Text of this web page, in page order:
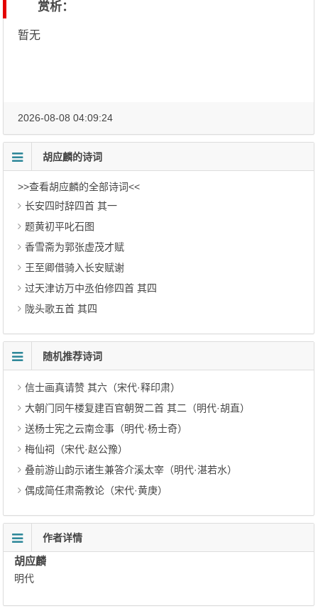
赏析：
暂无
2026-08-08 04:09:24
胡应麟的诗词
>>查看胡应麟的全部诗词<<
长安四时辞四首 其一
题黄初平叱石图
香雪斋为郭张虚茂才赋
王至卿借骑入长安赋谢
过天津访万中丞伯修四首 其四
陇头歌五首 其四
随机推荐诗词
信士画真请赞 其六（宋代·释印肃）
大朝门同午楼复建百官朝贺二首 其二（明代·胡直）
送杨士宪之云南佥事（明代·杨士奇）
梅仙祠（宋代·赵公豫）
叠前游山韵示诸生兼答介溪太宰（明代·湛若水）
偶成简任肃斋教论（宋代·黄庚）
作者详情
胡应麟
明代